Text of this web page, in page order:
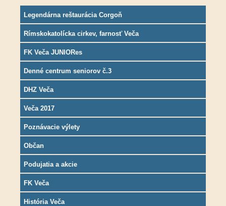
Legendárna reštaurácia Corgoň
Rímskokatolícka cirkev, farnosť Veča
FK Veča JUNIORes
Denné centrum seniorov č.3
DHZ Veča
Veča 2017
Poznávacie výlety
Občan
Podujatia a akcie
FK Veča
História Veča